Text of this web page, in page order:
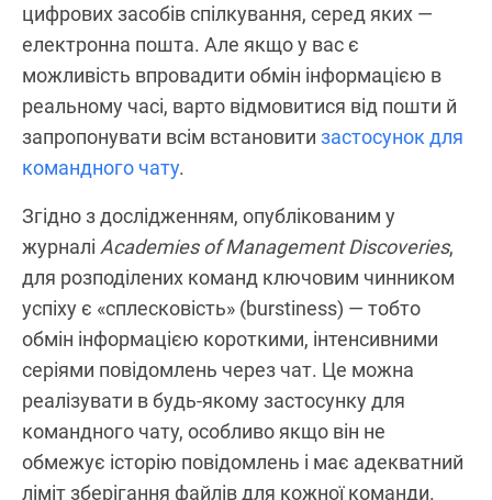
цифрових засобів спілкування, серед яких —
електронна пошта. Але якщо у вас є
можливість впровадити обмін інформацією в
реальному часі, варто відмовитися від пошти й
запропонувати всім встановити застосунок для
командного чату.
Згідно з дослідженням, опублікованим у
журналі Academies of Management Discoveries,
для розподілених команд ключовим чинником
успіху є «сплесковість» (burstiness) — тобто
обмін інформацією короткими, інтенсивними
серіями повідомлень через чат. Це можна
реалізувати в будь-якому застосунку для
командного чату, особливо якщо він не
обмежує історію повідомлень і має адекватний
ліміт зберігання файлів для кожної команди.